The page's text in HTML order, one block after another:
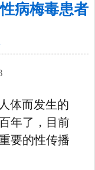
病梅毒患者
体而发生的
年了，目前
要的性传播